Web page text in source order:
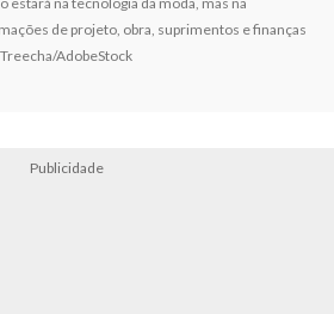
de projeto, obra, suprimentos e finanças
AdobeStock
Publicidade